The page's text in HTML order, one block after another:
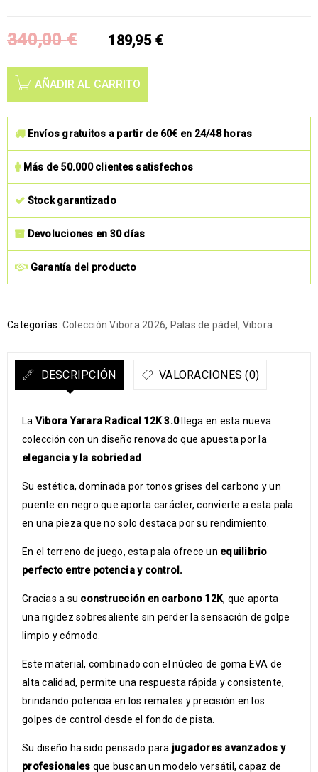
340,00€ 189,95 €
AÑADIR AL CARRITO
Envíos gratuitos a partir de 60€ en 24/48 horas
Más de 50.000 clientes satisfechos
Stock garantizado
Devoluciones en 30 días
Garantía del producto
Categorías: Colección Vibora 2026, Palas de pádel , Vibora
DESCRIPCIÓN VALORACIONES (0)
La Vibora Yarara Radical 12K 3.0llega en esta nueva
colección con un diseño renovado que apuesta por la
elegancia y la sobriedad
Su estética, dominada por tonos grises del carbono y un
puente en negro que aporta carácter, convierte a esta pala
en una pieza que no solo destaca por su rendimiento.
En el terreno de juego, esta pala ofrece un equilibrio
perfecto entre potencia y control.
Gracias a su construcción en carbono 12K, que aporta
una rigidez sobresaliente sin perder la sensación de golpe
limpio y cómodo.
Este material, combinado con el núcleo de goma EVA de
alta calidad, permite una respuesta rápida y consistente,
brindando potencia en los remates y precisión en los
golpes de control desde el fondo de pista.
Su diseño ha sido pensado para jugadores avanzados y
profesionales que buscan un modelo versátil, capaz de